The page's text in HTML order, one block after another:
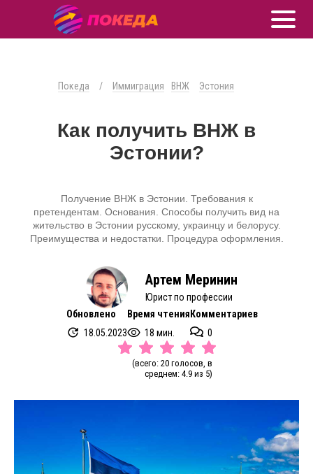
Покеда / Иммиграция ВНЖ Эстония
Как получить ВНЖ в
Эстонии?
Получение ВНЖ в Эстонии. Требования к
претендентам. Основания. Способы получить вид на
жительство в Эстонии русскому, украинцу и белорусу.
Преимущества и недостатки. Процедура оформления.
Артем Меринин
Юрист по профессии
Обновлено
18.05.2023
Время чтения
18 мин.
Комментариев
0
(всего: 20 голосов, в
среднем: 4.9 из 5)